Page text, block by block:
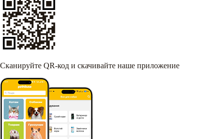
Сканируйте QR-код и скачивайте наше приложение